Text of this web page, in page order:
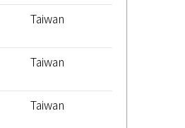
Taiwan
Taiwan
Taiwan